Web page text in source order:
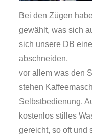
Bei den Zügen
gewählt, was sich
sich unsere DB
abschneiden,
vor allem was den
stehen
Selbstbedienung.
kostenlos stilles
gereicht, so oft und